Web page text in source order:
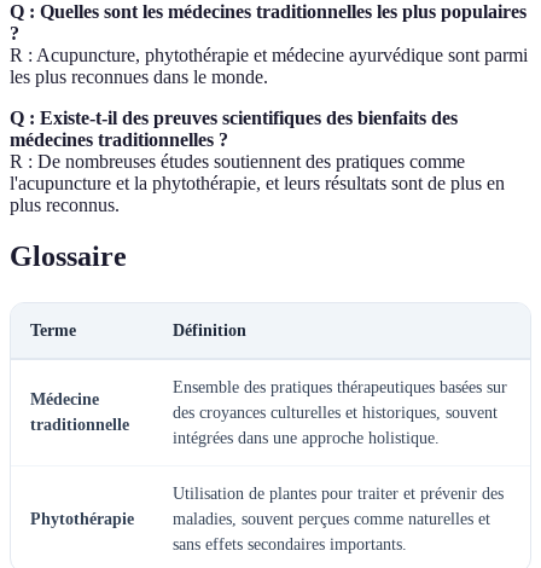
Q : Quelles sont les médecines traditionnelles les plus populaires
?
R : Acupuncture, phytothérapie et médecine ayurvédique sont parmi
les plus reconnues dans le monde.
Q : Existe-t-il des preuves scientifiques des bienfaits des
médecines traditionnelles ?
R : De nombreuses études soutiennent des pratiques comme
l'acupuncture et la phytothérapie, et leurs résultats sont de plus en
plus reconnus.
Glossaire
Terme Définition
Médecine
traditionnelle
Ensemble des pratiques thérapeutiques basées sur
des croyances culturelles et historiques, souvent
intégrées dans une approche holistique.
Phytothérapie
Utilisation de plantes pour traiter et prévenir des
maladies, souvent perçues comme naturelles et
sans effets secondaires importants.